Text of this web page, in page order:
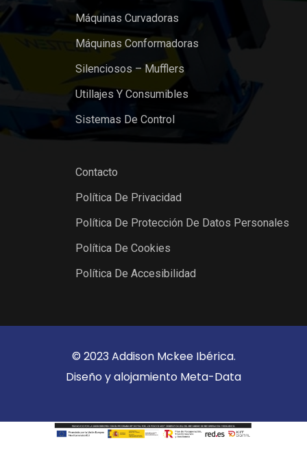
Máquinas Curvadoras
Máquinas Conformadoras
Silenciosos – Mufflers
Utillajes Y Consumibles
Sistemas De Control
Contacto
Política De Privacidad
Política De Protección De Datos Personales
Política De Cookies
Política De Accesibilidad
© 2023 Addison Mckee Ibérica.
Diseño y alojamiento Meta-Data